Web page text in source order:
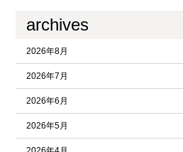
archives
2026年8月
2026年7月
2026年6月
2026年5月